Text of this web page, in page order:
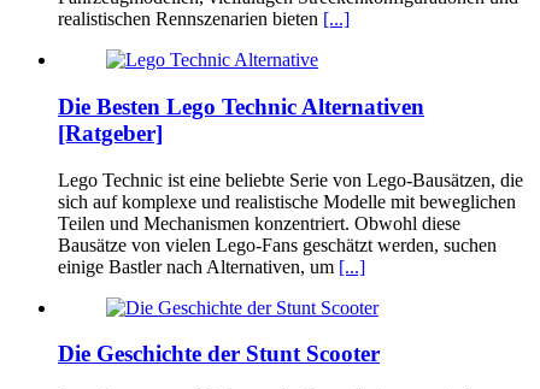
realistischen Rennszenarien bieten [...]
Die Besten Lego Technic Alternativen
[Ratgeber]
Lego Technic ist eine beliebte Serie von Lego-Bausätzen, die
sich auf komplexe und realistische Modelle mit beweglichen
Teilen und Mechanismen konzentriert. Obwohl diese
Bausätze von vielen Lego-Fans geschätzt werden, suchen
einige Bastler nach Alternativen, um [...]
Die Geschichte der Stunt Scooter